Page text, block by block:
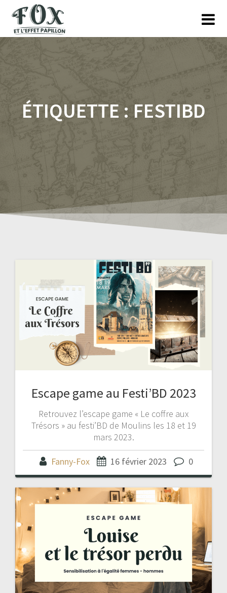
ÉTIQUETTE : FESTIBD
Escape game au Festi’BD 2023
Retrouvez l’escape game « Le coffre aux
Trésors » au festi’BD de Moulins les 18 et 19
mars 2023.
Fanny-Fox 16 février 2023 0